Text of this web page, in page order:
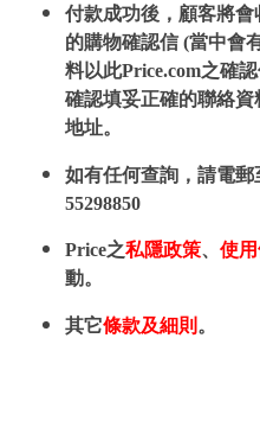
付款成功後，顧客將會
的購物確認信 (當中會
料以此Price.com之確
確認填妥正確的聯絡
地址。
如有任何查詢，請電郵
55298850
Price之私隱政策、 使
動。
其它條款及細則 。